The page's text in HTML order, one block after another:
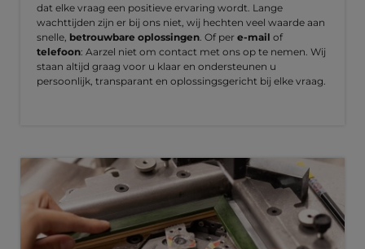
dat elke vraag een positieve ervaring wordt. Lange
wachttijden zijn er bij ons niet, wij hechten veel waarde aan
snelle, betrouwbare oplossingen . Of per e-mail of
telefoon: Aarzel niet om contact met ons op te nemen. Wij
staan altijd graag voor u klaar en ondersteunen u
persoonlijk, transparant en oplossingsgericht bij elke vraag.